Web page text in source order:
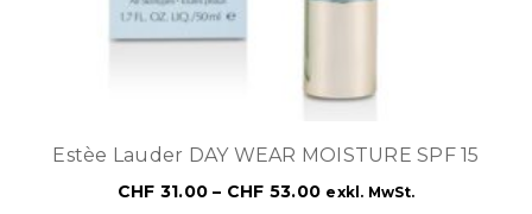
Estèe Lauder DAY WEAR MOISTURE SPF 15
CHF 31.00 – CHF 53.00 exkl. MwSt.